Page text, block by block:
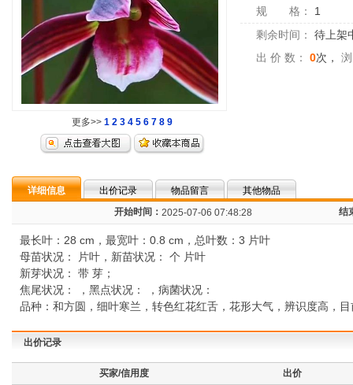
更多>> 1 2 3 4 5 6 7 8 9
规 格：
1
剩余时间：
待上架
出 价 数：
0次，
详细信息 出价记录 物品留言
其他物品
开始时间： 2025-07-06 07:48:28 结
最长叶：28 cm，最宽叶：0.8 cm，总叶数：3 片叶
母苗状况： 片叶，新苗状况： 个 片叶
新芽状况： 带 芽；
焦尾状况： ，黑点状况： ，病菌状况：
品种：和方圆，细叶寒兰，转色红花红舌，花形大气，辨识度高，
出价记录
买家/信用度 出价